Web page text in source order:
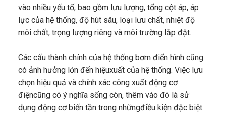
vào nhiều yếu tố, bao gồm lưu lượng, tổng cột áp, áp
lực của hệ thống, độ hút sâu, loại lưu chất, nhiệt độ
môi chất, trọng lượng riêng và môi trường lắp đặt.
Các cấu thành chính của hệ thống bơm điển hình cũng
có ảnh hưởng lớn đến hiệuxuất của hệ thống. Việc lựu
chọn hiệu quả và chính xác công xuất động cơ
điệncũng có ý nghĩa sống còn, thêm vào đó là sử
dụng động cơ biến tần trong nhữngđiều kiện đặc biệt.